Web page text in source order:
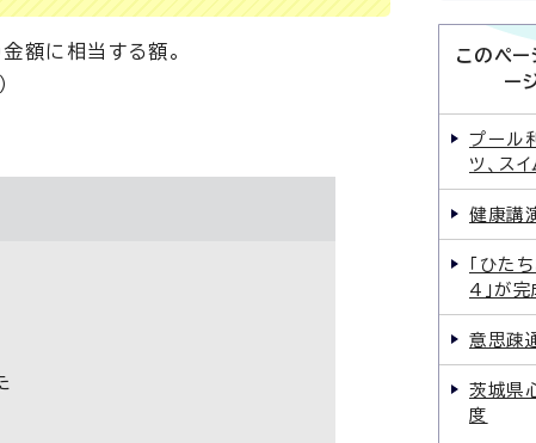
額に相当する額。
このペ
ー
プール
ツ、ス
健康講
「ひた
4」が完
意思疎
茨城県
度